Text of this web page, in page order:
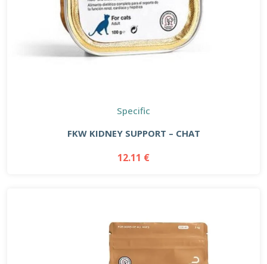
Specific
FKW KIDNEY SUPPORT – CHAT
12.11 €